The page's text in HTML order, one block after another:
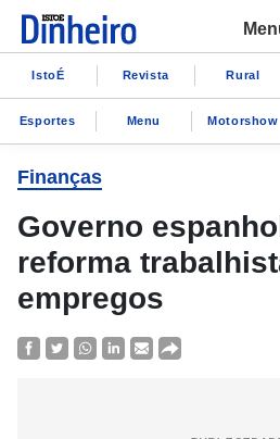
IstoÉ Revista Rural
Esportes Menu Motorshow
Finanças
Governo
reforma
empregos